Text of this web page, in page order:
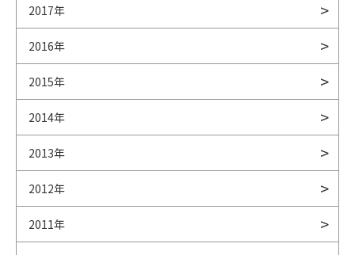
2017年
2016年
2015年
2014年
2013年
2012年
2011年